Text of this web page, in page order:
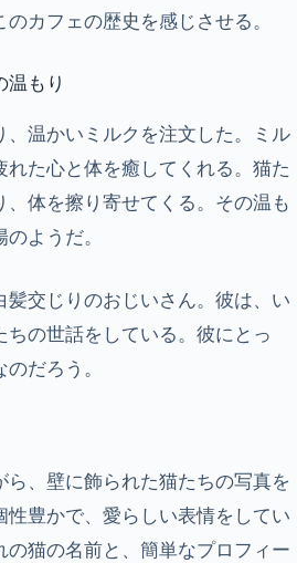
カフェの歴史を感じさせる。
温もり
、温かいミルクを注文した。ミル
れた心と体を癒してくれる。猫た
、体を擦り寄せてくる。その温も
ようだ。
髪交じりのおじいさん。彼は、い
の世話をしている。彼にとっ
だろう。
ら、壁に飾られた猫たちの写真を
性豊かで、愛らしい表情をしてい
の猫の名前と、簡単なプロフィー